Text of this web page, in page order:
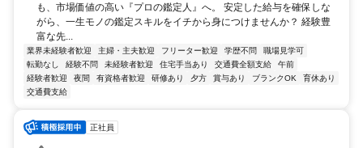
も、市場価値の高い『プロの鑑定人』へ。 安定した給与を確保しな
がら、一生モノの鑑定スキルをイチから身につけませんか？ 経験豊
富な先...
業界未経験者歓迎 主婦・主夫歓迎 フリーター歓迎 学歴不問
職場見学可
転勤なし
経験不問 未経験者歓迎 住宅手当あり 交通費全額支給
午前
経験者歓迎
夜間 有資格者歓迎 研修あり 夕方 賞与あり ブランクOK
育休あり
交通費支給
正社員